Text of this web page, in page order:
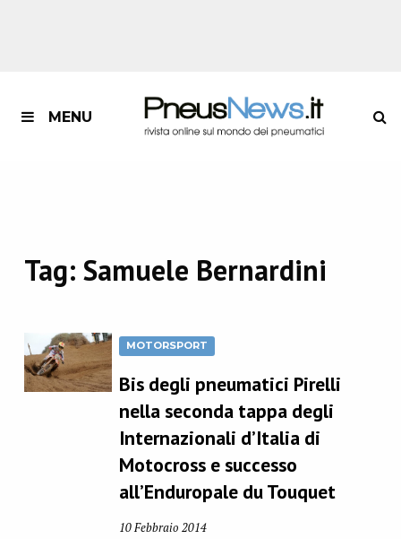
MENU
Tag: Samuele Bernardini
MOTORSPORT
Bis degli pneumatici Pirelli
nella seconda tappa degli
Internazionali d’Italia di
Motocross e successo
all’Enduropale du Touquet
10 Febbraio 2014